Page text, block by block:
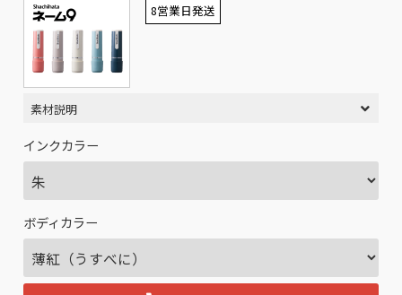
8営業日発送
素材説明
インクカラー
ボディカラー